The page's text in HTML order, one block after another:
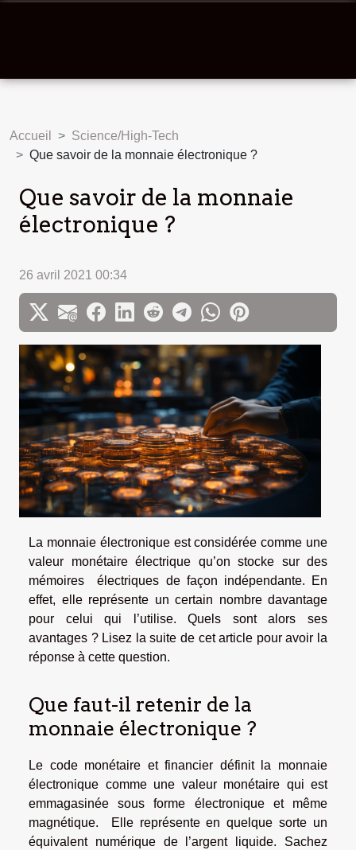
Accueil
Science/High-Tech
Que savoir de la monnaie électronique ?
Que savoir de la monnaie
électronique ?
26 avril 2021 00:34
La monnaie électronique est considérée comme une
valeur monétaire électrique qu’on stocke sur des
mémoires électriques de façon indépendante. En
effet, elle représente un certain nombre davantage
pour celui qui l’utilise. Quels sont alors ses
avantages ? Lisez la suite de cet article pour avoir la
réponse à cette question.
Que faut-il retenir de la
monnaie électronique ?
Le code monétaire et financier définit la monnaie
électronique comme une valeur monétaire qui est
emmagasinée sous forme électronique et même
magnétique. Elle représente en quelque sorte un
équivalent numérique de l’argent liquide. Sachez